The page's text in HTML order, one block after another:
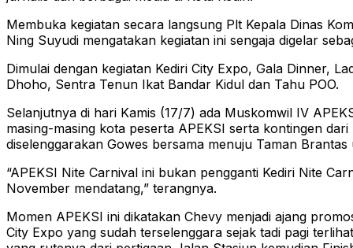
Membuka kegiatan secara langsung Plt Kepala Dinas
Ning Suyudi mengatakan kegiatan ini sengaja digelar
Dimulai dengan kegiatan Kediri City Expo, Gala Dinner,
Dhoho, Sentra Tenun Ikat Bandar Kidul dan Tahu POO.
Selanjutnya di hari Kamis (17/7) ada Muskomwil IV
masing-masing kota peserta APEKSI serta kontingen
diselenggarakan Gowes bersama menuju Taman
“APEKSI Nite Carnival ini bukan pengganti Kediri Nite
November mendatang,” terangnya.
Momen APEKSI ini dikatakan Chevy menjadi ajang
City Expo yang sudah terselenggara sejak tadi pagi